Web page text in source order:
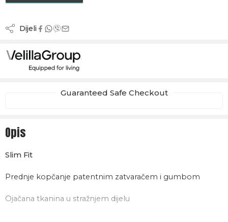
Dijeli
Guaranteed Safe Checkout
Opis
Slim Fit
Prednje kopčanje patentnim zatvaračem i gumbom
Ojačana tkanina u stražnjem dijelu